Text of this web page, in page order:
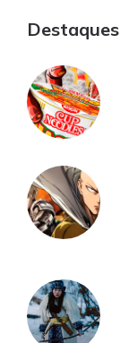
Destaques